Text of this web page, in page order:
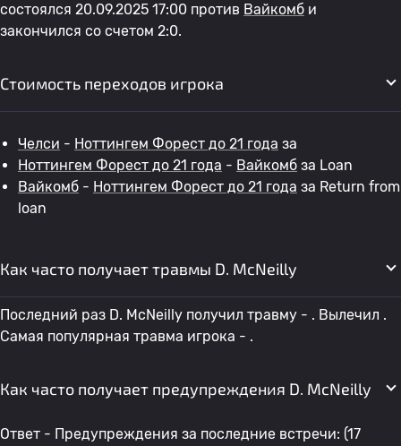
состоялся 20.09.2025 17:00 против Вайкомб и
закончился со счетом 2:0.
Стоимость переходов игрока
Челси - Ноттингем Форест до 21 года за
Ноттингем Форест до 21 года - Вайкомб за Loan
Вайкомб - Ноттингем Форест до 21 года за Return from
loan
Как часто получает травмы D. McNeilly
Последний раз D. McNeilly получил травму - . Вылечил .
Самая популярная травма игрока - .
Как часто получает предупреждения D. McNeilly
Ответ - Предупреждения за последние встречи: (17